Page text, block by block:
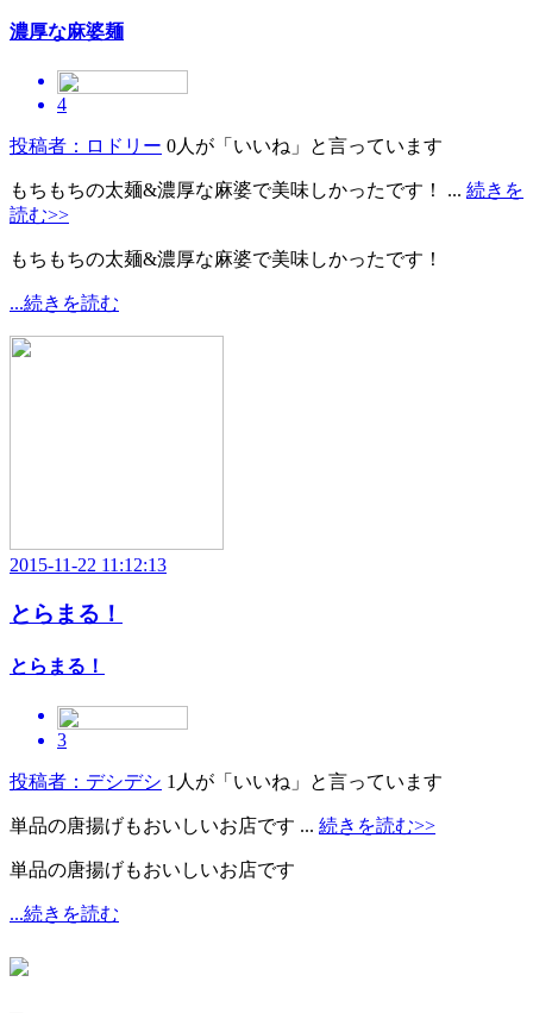
濃厚な麻婆麺
4
投稿者：ロドリー 0人が「いいね」と言っています
もちもちの太麺&濃厚な麻婆で美味しかったです！ ... 続きを
読む>>
もちもちの太麺&濃厚な麻婆で美味しかったです！
...続きを読む
2015-11-22 11:12:13
とらまる！
とらまる！
3
投稿者：デシデシ 1人が「いいね」と言っています
単品の唐揚げもおいしいお店です ... 続きを読む>>
単品の唐揚げもおいしいお店です
...続きを読む